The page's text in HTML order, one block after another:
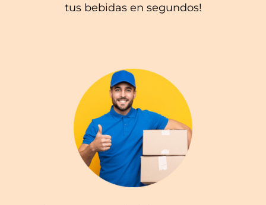
tus bebidas en segundos!